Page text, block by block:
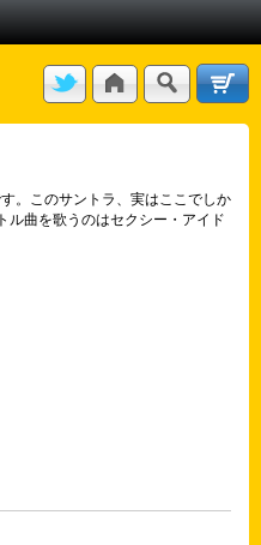
。このサントラ、実はここでしか
ル曲を歌うのはセクシー・アイド